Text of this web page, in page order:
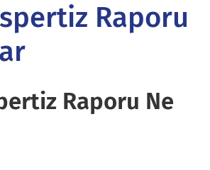
Raporu
Raporu Ne